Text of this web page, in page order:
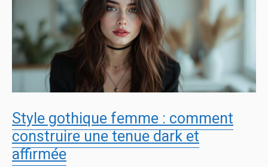
Style gothique femme : comment
construire une tenue dark et
affirmée